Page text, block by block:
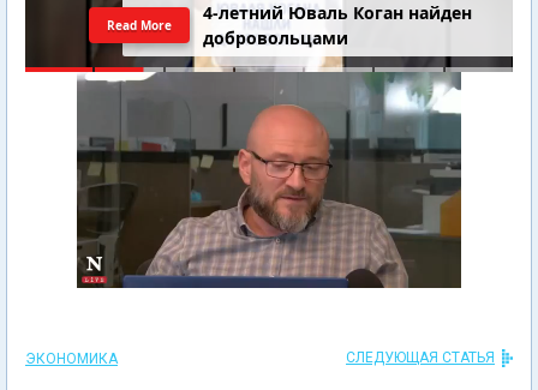
4-летний Юваль Коган найден
добровольцами
Read More
ЭКОНОМИКА СЛЕДУЮЩАЯ СТАТЬЯ